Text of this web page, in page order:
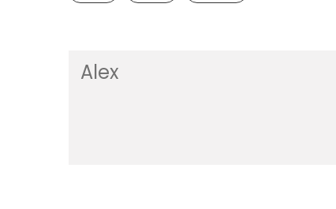
Alex